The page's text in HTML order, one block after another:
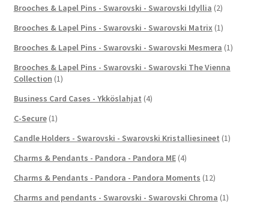
Brooches & Lapel Pins - Swarovski - Swarovski Idyllia (2)
Brooches & Lapel Pins - Swarovski - Swarovski Matrix (1)
Brooches & Lapel Pins - Swarovski - Swarovski Mesmera (1)
Brooches & Lapel Pins - Swarovski - Swarovski The Vienna
Collection (1)
Business Card Cases - Ykköslahjat (4)
C-Secure (1)
Candle Holders - Swarovski - Swarovski Kristalliesineet (1)
Charms & Pendants - Pandora - Pandora ME (4)
Charms & Pendants - Pandora - Pandora Moments (12)
Charms and pendants - Swarovski - Swarovski Chroma (1)